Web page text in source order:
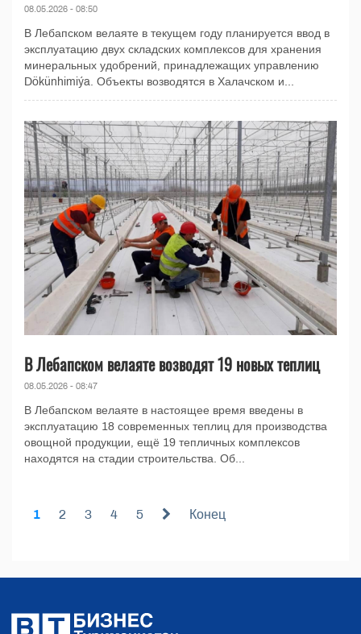
08.05.2026 - 08:50
В Лебапском велаяте в текущем году планируется ввод в
эксплуатацию двух складских комплексов для хранения
минеральных удобрений, принадлежащих управлению
Dökünhimiýa. Объекты возводятся в Халачском и...
В Лебапском велаяте возводят 19 новых теплиц
08.05.2026 - 08:47
В Лебапском велаяте в настоящее время введены в
эксплуатацию 18 современных теплиц для производства
овощной продукции, ещё 19 тепличных комплексов
находятся на стадии строительства. Об...
1 2 3 4 5 Конец